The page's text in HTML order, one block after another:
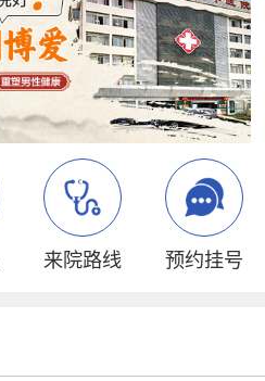
来院路线 预约挂号